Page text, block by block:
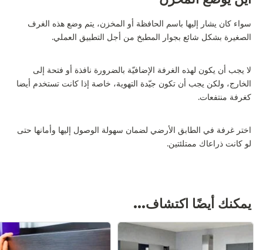
سواء كان يشار إليها باسم الحافظة أو المخزن، يتم وضع هذه الغرف
الصغيرة بشكل شائع بجوار المطبخ من أجل التطبيق العملي.
لا يجب أن يكون لهذه الغرفة الإضافيّة بالضرورة نافذة أو فتحة إلى
الخارج، ولكن يجب أن تكون جيّدة التهوية، خاصة إذا كانت تستخدم أيضا
كغرفة منتفعات.
اختر غرفة في الطابق الأرضي لضمان سهولة الوصول إليها وأمانها حتى
لو كانت ذراعاك ممتلئتين.
يمكنك أيضًا اكتشاف...